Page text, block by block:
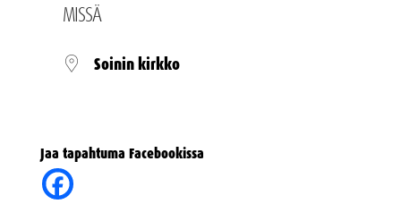
MISSÄ
Soinin kirkko
Jaa tapahtuma Facebookissa